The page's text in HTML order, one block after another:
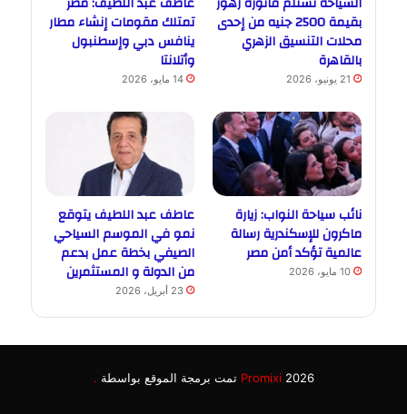
بقيمة 2500 جنيه من إحدى
محلات التنسيق الزهري
بالقاهرة
21 يونيو، 2026
تمتلك مقومات إنشاء مطار
ينافس دبي وإسطنبول
وأتلانتا
14 مايو، 2026
نائب سياحة النواب: زيارة
ماكرون للإسكندرية رسالة
عالمية تؤكد أمن مصر
10 مايو، 2026
عاطف عبد اللطيف يتوقع
نمو في الموسم السياحي
الصيفي بخطة عمل بدعم
من الدولة و المستثمرين
23 أبريل، 2026
Promixi2026 تمت برمجة الموقع بواسطة .